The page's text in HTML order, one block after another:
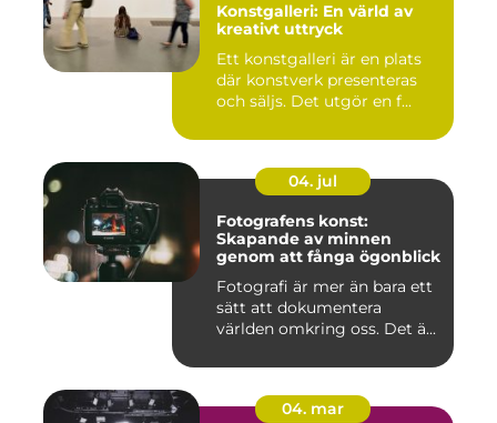
Konstgalleri: En värld av
kreativt uttryck
Ett konstgalleri är en plats
där konstverk presenteras
och säljs. Det utgör en f...
04. jul
Fotografens konst:
Skapande av minnen
genom att fånga ögonblick
Fotografi är mer än bara ett
sätt att dokumentera
världen omkring oss. Det ä...
04. mar